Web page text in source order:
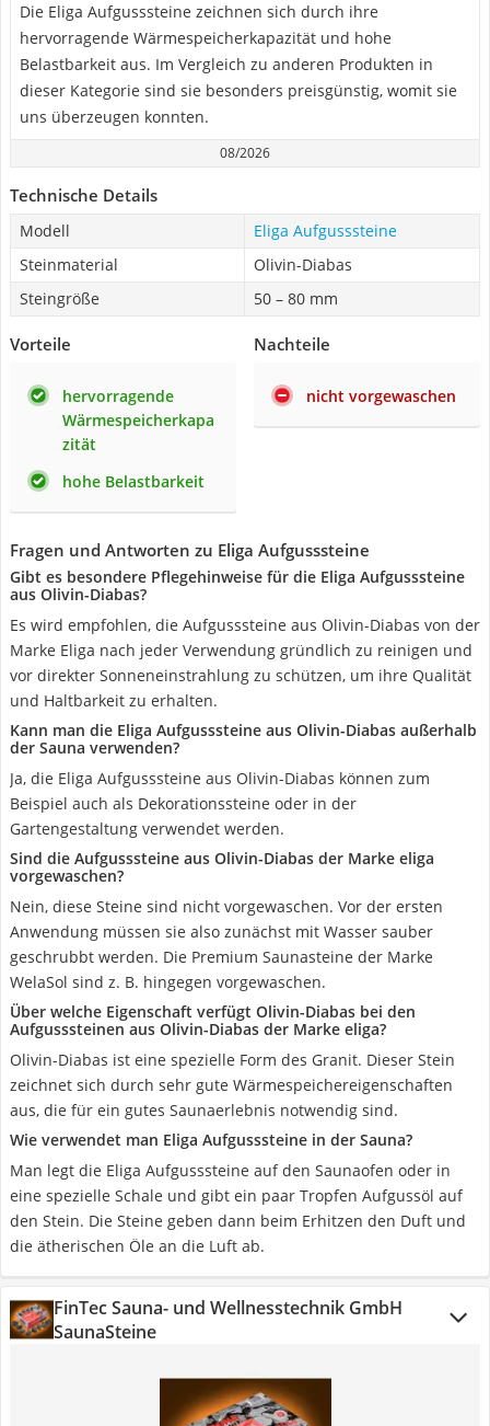
Die Eliga Aufgusssteine zeichnen sich durch ihre
hervorragende Wärmespeicherkapazität und hohe
Belastbarkeit aus. Im Vergleich zu anderen Produkten in
dieser Kategorie sind sie besonders preisgünstig, womit sie
uns überzeugen konnten.
08/2026
Technische Details
Modell
Eliga Aufgusssteine
Steinmaterial
Olivin-Diabas
Steingröße
50 – 80 mm
Vorteile
hervorragende
Wärmespeicherkapa
zität
hohe Belastbarkeit
Nachteile
nicht vorgewaschen
Fragen und Antworten zu Eliga Aufgusssteine
Gibt es besondere Pflegehinweise für die Eliga Aufgusssteine
aus Olivin-Diabas?
Es wird empfohlen, die Aufgusssteine aus Olivin-Diabas von der
Marke Eliga nach jeder Verwendung gründlich zu reinigen und
vor direkter Sonneneinstrahlung zu schützen, um ihre Qualität
und Haltbarkeit zu erhalten.
Kann man die Eliga Aufgusssteine aus Olivin-Diabas außerhalb
der Sauna verwenden?
Ja, die Eliga Aufgusssteine aus Olivin-Diabas können zum
Beispiel auch als Dekorationssteine oder in der
Gartengestaltung verwendet werden.
Sind die Aufgusssteine aus Olivin-Diabas der Marke eliga
vorgewaschen?
Nein, diese Steine sind nicht vorgewaschen. Vor der ersten
Anwendung müssen sie also zunächst mit Wasser sauber
geschrubbt werden. Die Premium Saunasteine der Marke
WelaSol sind z. B. hingegen vorgewaschen.
Über welche Eigenschaft verfügt Olivin-Diabas bei den
Aufgusssteinen aus Olivin-Diabas der Marke eliga?
Olivin-Diabas ist eine spezielle Form des Granit. Dieser Stein
zeichnet sich durch sehr gute Wärmespeichereigenschaften
aus, die für ein gutes Saunaerlebnis notwendig sind.
Wie verwendet man Eliga Aufgusssteine in der Sauna?
Man legt die Eliga Aufgusssteine auf den Saunaofen oder in
eine spezielle Schale und gibt ein paar Tropfen Aufgussöl auf
den Stein. Die Steine geben dann beim Erhitzen den Duft und
die ätherischen Öle an die Luft ab.
FinTec Sauna- und Wellnesstechnik GmbH
SaunaSteine